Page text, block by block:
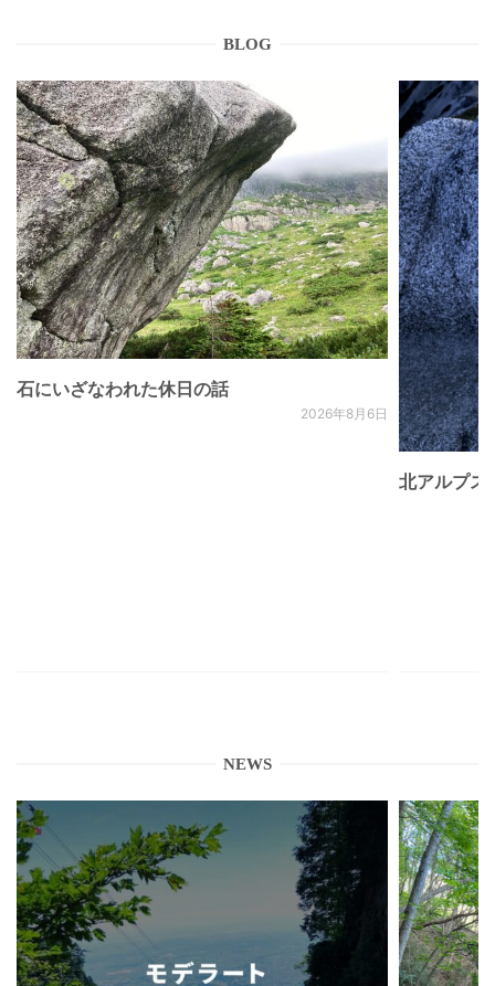
BLOG
石にいざなわれた休日の話
2026年8月6日
北アルプ
NEWS